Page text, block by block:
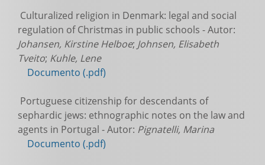
Culturalized religion in Denmark: legal and social
regulation of Christmas in public schools - Autor:
Johansen, Kirstine Helboe; Johnsen, Elisabeth
Tveito; Kuhle, Lene
Documento (.pdf)
Portuguese citizenship for descendants of
sephardic jews: ethnographic notes on the law and
agents in Portugal - Autor: Pignatelli, Marina
Documento (.pdf)